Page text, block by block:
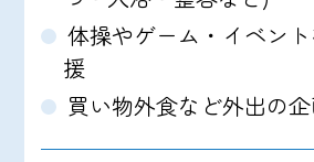
体操やゲーム・イベン
援
買い物外食など外出の